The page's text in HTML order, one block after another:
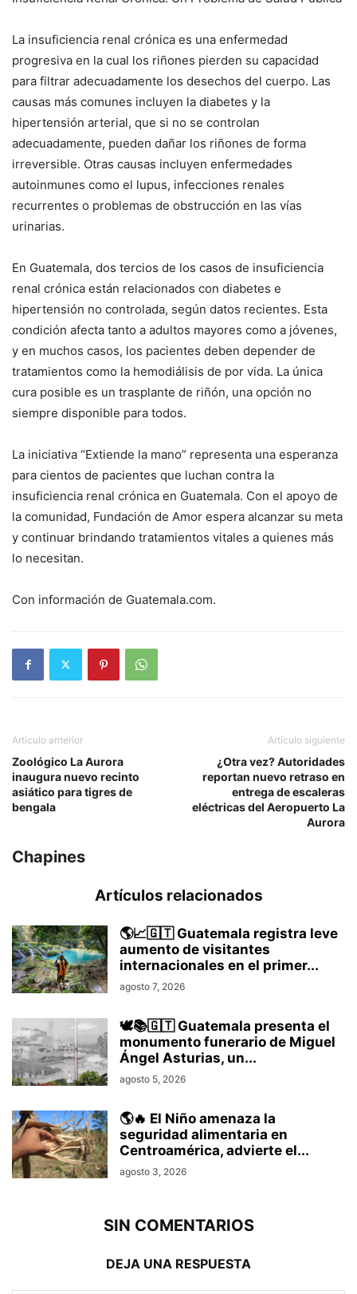
La insuficiencia renal crónica es una enfermedad
progresiva en la cual los riñones pierden su capacidad
para filtrar adecuadamente los desechos del cuerpo. Las
causas más comunes incluyen la diabetes y la
hipertensión arterial, que si no se controlan
adecuadamente, pueden dañar los riñones de forma
irreversible. Otras causas incluyen enfermedades
autoinmunes como el lupus, infecciones renales
recurrentes o problemas de obstrucción en las vías
urinarias.
En Guatemala, dos tercios de los casos de insuficiencia
renal crónica están relacionados con diabetes e
hipertensión no controlada, según datos recientes. Esta
condición afecta tanto a adultos mayores como a jóvenes,
y en muchos casos, los pacientes deben depender de
tratamientos como la hemodiálisis de por vida. La única
cura posible es un trasplante de riñón, una opción no
siempre disponible para todos.
La iniciativa “Extiende la mano” representa una esperanza
para cientos de pacientes que luchan contra la
insuficiencia renal crónica en Guatemala. Con el apoyo de
la comunidad, Fundación de Amor espera alcanzar su meta
y continuar brindando tratamientos vitales a quienes más
lo necesitan.
Con información de Guatemala.com.
Artículo anterior
Zoológico La Aurora
inaugura nuevo recinto
asiático para tigres de
bengala
Artículo siguiente
¿Otra vez? Autoridades
reportan nuevo retraso en
entrega de escaleras
eléctricas del Aeropuerto La
Aurora
Chapines
Artículos relacionados
🌎📈🇬🇹 Guatemala registra leve
aumento de visitantes
internacionales en el primer...
agosto 7, 2026
🕊️📚🇬🇹 Guatemala presenta el
monumento funerario de Miguel
Ángel Asturias, un...
agosto 5, 2026
🌎🔥 El Niño amenaza la
seguridad alimentaria en
Centroamérica, advierte el...
agosto 3, 2026
SIN COMENTARIOS
DEJA UNA RESPUESTA